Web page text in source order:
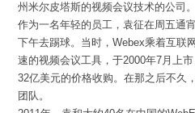
州米尔皮塔斯的视频会议技术的公司
作为一名年轻的员工，袁征在周五通
下午去踢球。当时，Webex乘着互联
速的视频会议工具，于2000年7月上
32亿美元的价格收购。在那之后不久
团队。